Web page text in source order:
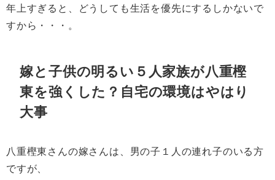
年上すぎると、どうしても生活を優先にするしかないで
すから・・・。
嫁と子供の明るい５人家族が八重樫
東を強くした？自宅の環境はやはり
大事
八重樫東さんの嫁さんは、男の子１人の連れ子のいる方
ですが、